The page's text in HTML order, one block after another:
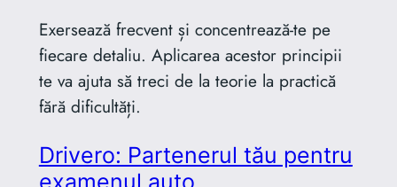
Exersează frecvent și concentrează-te pe
fiecare detaliu. Aplicarea acestor principii
te va ajuta să treci de la teorie la practică
fără dificultăți.
Drivero: Partenerul tău pentru